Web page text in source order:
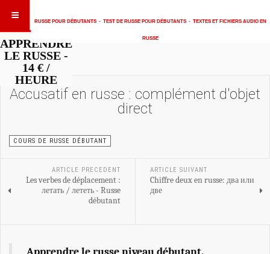
RUSSE POUR DÉBUTANTS - TEST DE RUSSE POUR DÉBUTANTS - TEXTES ET FICHIERS AUDIO EN
RUSSE
APPRENDRE
LE RUSSE -
14 € /
HEURE
Accusatif en russe : complément d'objet
direct
COURS DE RUSSE DÉBUTANT
ARTICLE PRECEDENT
Les verbes de déplacement :
летать / лететь - Russe
débutant
ARTICLE SUIVANT
Chiffre deux en russe: два или
две